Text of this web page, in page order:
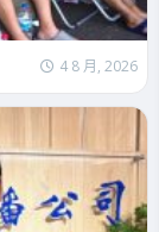
4 8 月, 2026